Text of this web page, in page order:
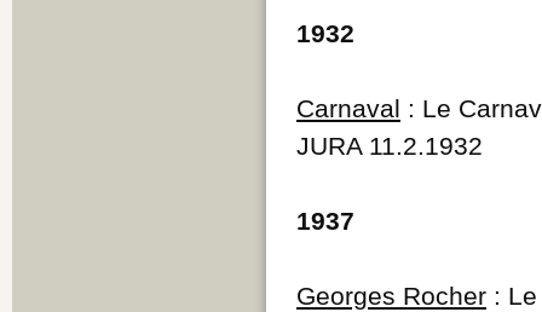
1932
Carnaval : Le
JURA 11.2.1932
1937
Georges Rocher :